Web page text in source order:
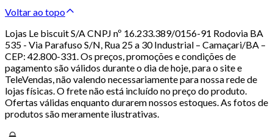
Voltar ao topo
Lojas Le biscuit S/A CNPJ nº 16.233.389/0156-91 Rodovia BA
535 - Via Parafuso S/N, Rua 25 a 30 Industrial – Camaçari/BA –
CEP: 42.800-331. Os preços, promoções e condições de
pagamento são válidos durante o dia de hoje, para o site e
TeleVendas, não valendo necessariamente para nossa rede de
lojas físicas. O frete não está incluído no preço do produto.
Ofertas válidas enquanto durarem nossos estoques. As fotos de
produtos são meramente ilustrativas.